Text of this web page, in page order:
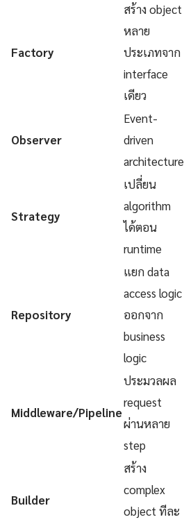
Factory
สร้าง object
หลาย
ประเภทจาก
interface
เดียว
Observer
Event-
driven
architecture
Strategy
เปลี่ยน
algorithm
ได้ตอน
runtime
Repository
แยก data
access logic
ออกจาก
business
logic
Middleware/Pipeline
ประมวลผล
request
ผ่านหลาย
step
Builder
สร้าง
complex
object ทีละ